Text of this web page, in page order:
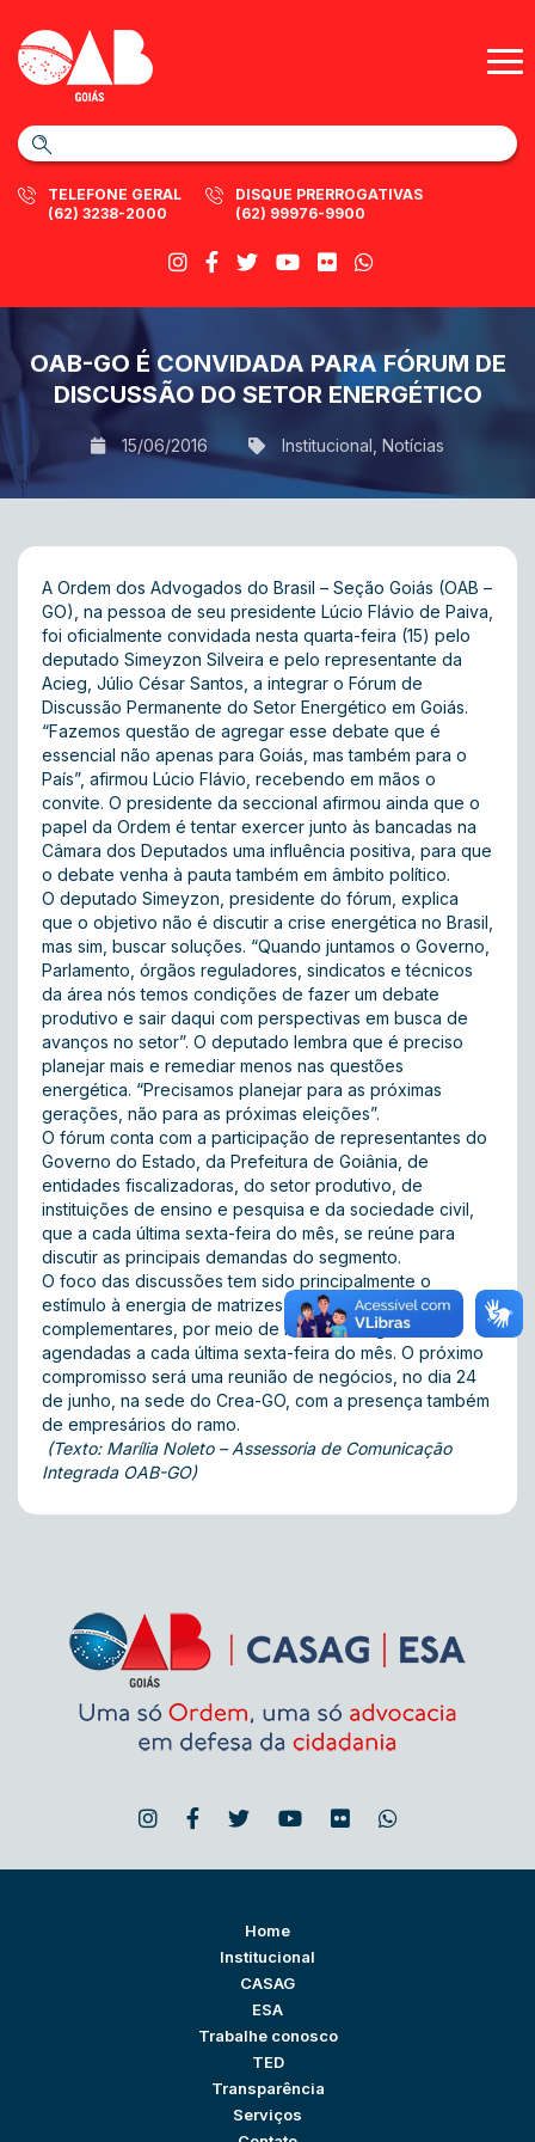
TELEFONE GERAL
(62) 3238-2000
DISQUE PRERROGATIVAS
(62) 99976-9900
OAB-GO É CONVIDADA PARA FÓRUM DE
DISCUSSÃO DO SETOR ENERGÉTICO
15/06/2016 Institucional Notícias
A Ordem dos Advogados do Brasil – Seção Goiás (OAB –
GO), na pessoa de seu presidente Lúcio Flávio de Paiva,
foi oficialmente convidada nesta quarta-feira (15) pelo
deputado Simeyzon Silveira e pelo representante da
Acieg, Júlio César Santos, a integrar o Fórum de
Discussão Permanente do Setor Energético em Goiás.
“Fazemos questão de agregar esse debate que é
essencial não apenas para Goiás, mas também para o
País”, afirmou Lúcio Flávio, recebendo em mãos o
convite. O presidente da seccional afirmou ainda que o
papel da Ordem é tentar exercer junto às bancadas na
Câmara dos Deputados uma influência positiva, para que
o debate venha à pauta também em âmbito político.
O deputado Simeyzon, presidente do fórum, explica
que o objetivo não é discutir a crise energética no Brasil,
mas sim, buscar soluções. “Quando juntamos o Governo,
Parlamento, órgãos reguladores, sindicatos e técnicos
da área nós temos condições de fazer um debate
produtivo e sair daqui com perspectivas em busca de
avanços no setor”. O deputado lembra que é preciso
planejar mais e remediar menos nas questões
energética. “Precisamos planejar para as próximas
gerações, não para as próximas eleições”.
O fórum conta com a participação de representantes do
Governo do Estado, da Prefeitura de Goiânia, de
entidades fiscalizadoras, do setor produtivo, de
instituições de ensino e pesquisa e da sociedade civil,
que a cada última sexta-feira do mês, se reúne para
discutir as principais demandas do segmento.
O foco das discussões tem sido principalmente o
estímulo à energia de matrizes renováveis e
complementares, por meio de reuniões regulares
agendadas a cada última sexta-feira do mês. O próximo
compromisso será uma reunião de negócios, no dia 24
de junho, na sede do Crea-GO, com a presença também
de empresários do ramo.
(Texto: Marília Noleto – Assessoria de Comunicação
Integrada OAB-GO)
Home
Institucional
CASAG
ESA
Trabalhe conosco
TED
Transparência
Serviços